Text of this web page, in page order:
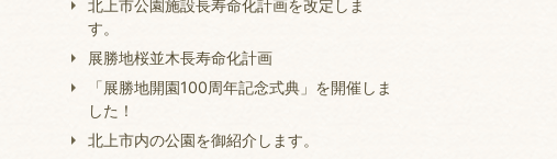
北上市公園施設長寿命化計画を改定しま
す。
展勝地桜並木長寿命化計画
「展勝地開園100周年記念式典」を開催しま
した！
北上市内の公園を御紹介します。